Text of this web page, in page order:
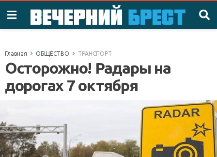
Главная ОБЩЕСТВО ТРАНСПОРТ
Осторожно! Радары на
дорогах 7 октября